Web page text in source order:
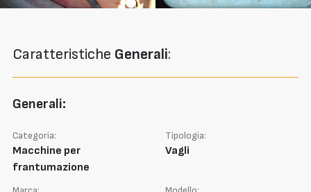
Caratteristiche Generali:
Generali:
Categoria:
Macchine per
frantumazione
Tipologia:
Vagli